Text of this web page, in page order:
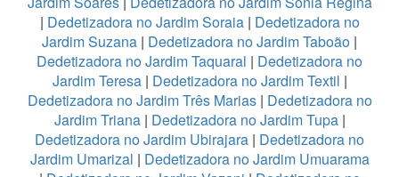
| Dedetizadora no Jardim Soraia| Dedetizadora no
Jardim Suzana | Dedetizadora no Jardim Taboão |
Dedetizadora no Jardim Taquaral | Dedetizadora no
Jardim Teresa| Dedetizadora no Jardim Textil |
Dedetizadora no Jardim Três Marias| Dedetizadora no
Jardim Triana| Dedetizadora no Jardim Tupa|
Dedetizadora no Jardim Ubirajara | Dedetizadora no
Jardim Umarizal | Dedetizadora no Jardim Umuarama